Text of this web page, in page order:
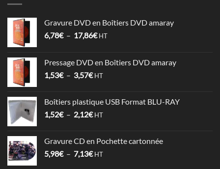
Gravure DVD en Boîtiers DVD amaray
6,78€ – 17,86€Plage
6,78€
à
HT
Pressage DVD en Boîtiers DVD amaray
1,53€ – 3,57€Plage
1,53€
à
HT
Boîtiers plastique USB Format BLU-RAY
1,52€ – 2,12€Plage
1,52€
à
HT
Gravure CD en Pochette cartonnée
5,98€ – 7,13€Plage
HT